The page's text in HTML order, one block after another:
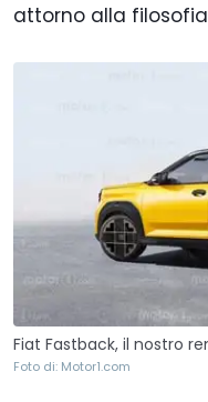
attorno alla
Fiat Fastback, il nostro
Foto di: Motor1.com